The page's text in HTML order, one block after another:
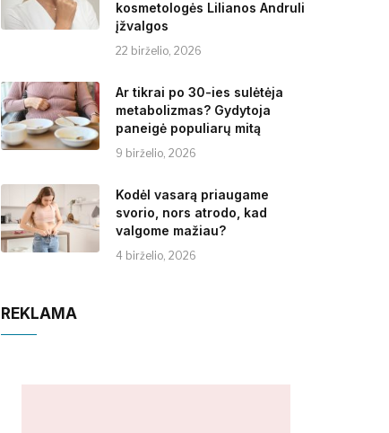
kosmetologės Lilianos Andruli
įžvalgos
22 birželio, 2026
Ar tikrai po 30-ies sulėtėja
metabolizmas? Gydytoja
paneigė populiarų mitą
9 birželio, 2026
Kodėl vasarą priaugame
svorio, nors atrodo, kad
valgome mažiau?
4 birželio, 2026
REKLAMA